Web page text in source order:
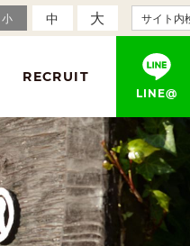
小 中 大
RECRUIT
LINE@